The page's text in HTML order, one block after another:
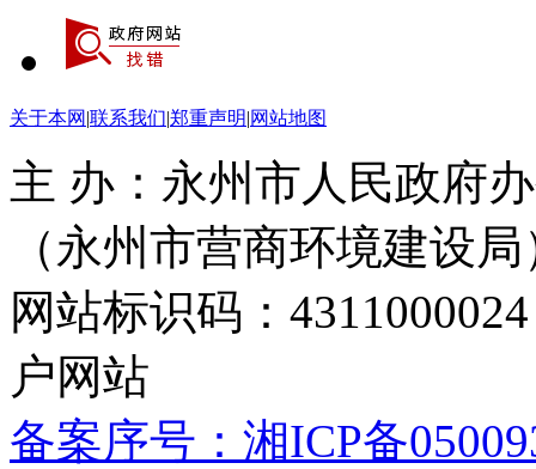
关于本网 |联系我们|郑重声明|网站地图
主 办：永州市人民政府
（永州市营商环境建设局
网站标识码：
户网站
备案序号：湘ICP备